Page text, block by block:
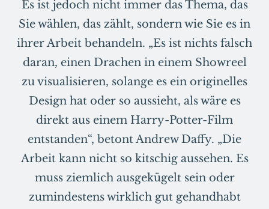
Es ist jedoch nicht immer das Thema, das
Sie wählen, das zählt, sondern wie Sie es in
ihrer Arbeit behandeln. „Es ist nichts falsch
daran, einen Drachen in einem Showreel
zu visualisieren, solange es ein originelles
Design hat oder so aussieht, als wäre es
direkt aus einem Harry-Potter-Film
entstanden“, betont Andrew Daffy. „Die
Arbeit kann nicht so kitschig aussehen. Es
muss ziemlich ausgekügelt sein oder
zumindestens wirklich gut gehandhabt